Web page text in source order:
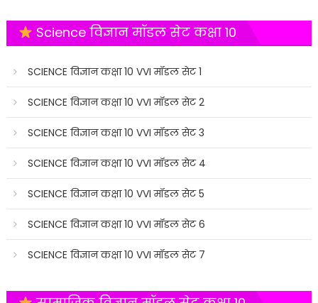
Science विज्ञान मॉडल सेट कक्षा 10
SCIENCE विज्ञान कक्षा 10 VVI मॉडल सेट 1
SCIENCE विज्ञान कक्षा 10 VVI मॉडल सेट 2
SCIENCE विज्ञान कक्षा 10 VVI मॉडल सेट 3
SCIENCE विज्ञान कक्षा 10 VVI मॉडल सेट 4
SCIENCE विज्ञान कक्षा 10 VVI मॉडल सेट 5
SCIENCE विज्ञान कक्षा 10 VVI मॉडल सेट 6
SCIENCE विज्ञान कक्षा 10 VVI मॉडल सेट 7